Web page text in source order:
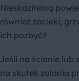
Nieskazitelną
również zacieki,
ich pozbyć?
Jeśli na ścianie lub
na skutek zalania